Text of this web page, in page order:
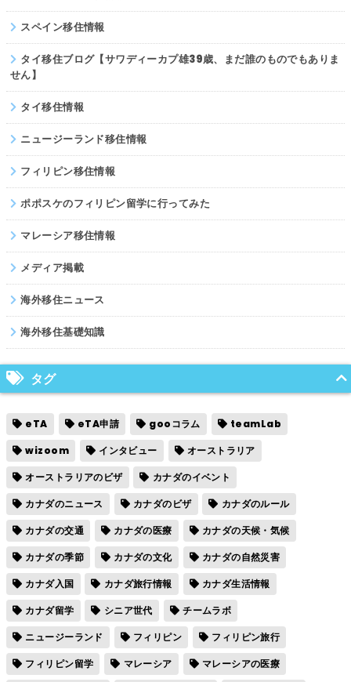
スペイン移住情報
タイ移住ブログ【サワディーカプ雄39歳、まだ誰のものでもありま
せん】
タイ移住情報
ニュージーランド移住情報
フィリピン移住情報
ポポスケのフィリピン留学に行ってみた
マレーシア移住情報
メディア掲載
海外移住ニュース
海外移住基礎知識
タグ
eTA eTA申請 gooコラム
teamLab
wizoom
インタビュー
オーストラリア
オーストラリアのビザ
カナダのイベント
カナダのニュース
カナダのビザ
カナダのルール
カナダの交通
カナダの医療
カナダの天候・気候
カナダの季節
カナダの文化
カナダの自然災害
カナダ入国
カナダ旅行情報
カナダ生活情報
カナダ留学
シニア世代
チームラボ
ニュージーランド
フィリピン
フィリピン旅行
フィリピン留学
マレーシア
マレーシアの医療